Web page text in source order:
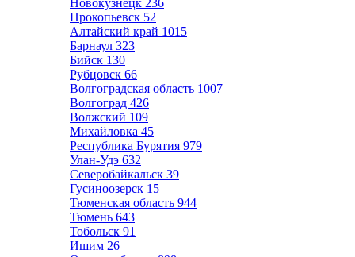
Новокузнецк 236
Прокопьевск 52
Алтайский край 1015
Барнаул 323
Бийск 130
Рубцовск 66
Волгоградская область 1007
Волгоград 426
Волжский 109
Михайловка 45
Республика Бурятия 979
Улан-Удэ 632
Северобайкальск 39
Гусиноозерск 15
Тюменская область 944
Тюмень 643
Тобольск 91
Ишим 26